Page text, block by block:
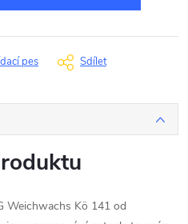
pes Sdílet
Weichwachs Kö 141 od